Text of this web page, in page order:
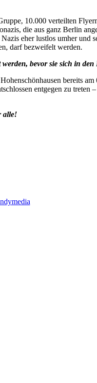
10.000 verteilten
die aus ganz Berlin
eher lustlos umher und
darf bezweifelt werden.
bevor sie sich in
bereits
entgegen zu
alle!